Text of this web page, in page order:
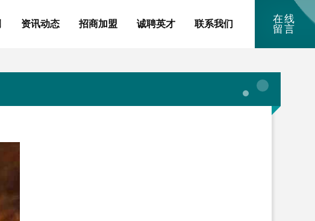
资讯动态 招商加盟 诚聘英才 联系我们
在线
留言